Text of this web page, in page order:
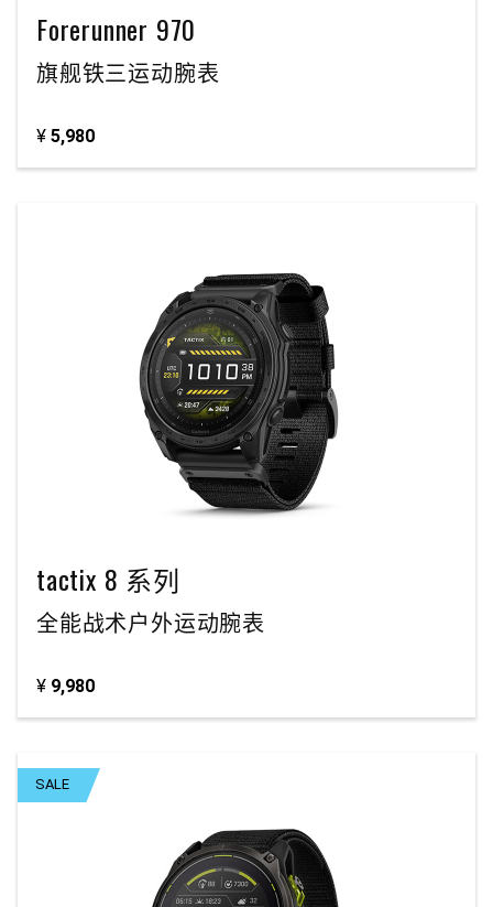
Forerunner 970
旗舰铁三运动腕表
¥ 5,980
tactix 8 系列
全能战术户外运动腕表
¥ 9,980
SALE